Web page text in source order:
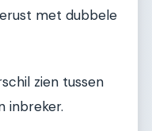
met dubbele
zien tussen
inbreker.